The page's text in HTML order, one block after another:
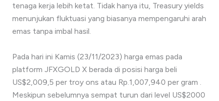
tenaga kerja lebih ketat. Tidak hanya itu, Treasury yields
menunjukan fluktuasi yang biasanya mempengaruhi arah
emas tanpa imbal hasil.
Pada hari ini Kamis (23/11/2023) harga emas pada
platform JFXGOLD X berada di posisi harga beli
US$2,009,5 per troy ons atau Rp.1,007,940 per gram .
Meskipun sebelumnya sempat turun dari level US$2000